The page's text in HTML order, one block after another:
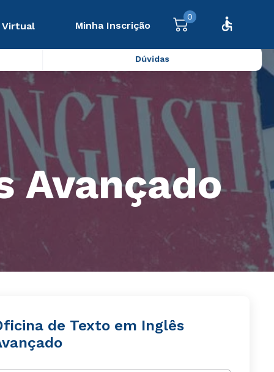
Virtual Minha Inscrição
0
Dúvidas
Avançado
de Texto em Inglês